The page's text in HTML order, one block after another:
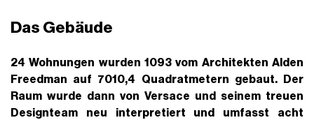
Das Gebäude
24 Wohnungen wurden 1093 vom Architekten Alden
Freedman auf 7010,4 Quadratmetern gebaut. Der
Raum wurde dann von Versace und seinem treuen
Designteam neu interpretiert und umfasst acht